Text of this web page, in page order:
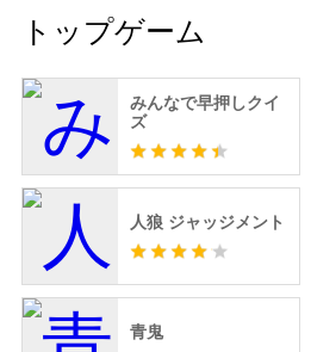
トップゲーム
みんなで早押しクイ
ズ
人狼 ジャッジメント
青鬼